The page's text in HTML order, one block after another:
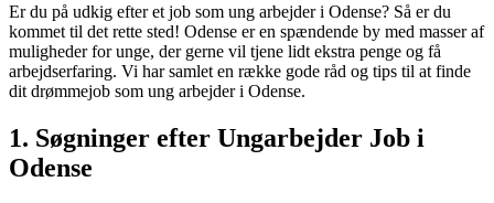
Er du på udkig efter et job som ung arbejder i Odense? Så er du
kommet til det rette sted! Odense er en spændende by med masser af
muligheder for unge, der gerne vil tjene lidt ekstra penge og få
arbejdserfaring. Vi har samlet en række gode råd og tips til at finde
dit drømmejob som ung arbejder i Odense.
1. Søgninger efter Ungarbejder Job i
Odense